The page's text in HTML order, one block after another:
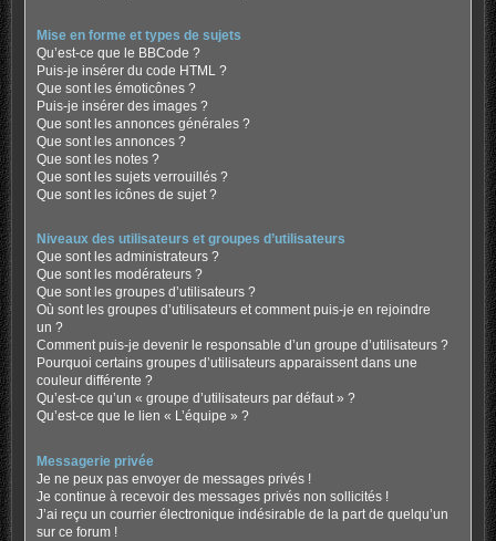
Mise en forme et types de sujets
Qu’est-ce que le BBCode ?
Puis-je insérer du code HTML ?
Que sont les émoticônes ?
Puis-je insérer des images ?
Que sont les annonces générales ?
Que sont les annonces ?
Que sont les notes ?
Que sont les sujets verrouillés ?
Que sont les icônes de sujet ?
Niveaux des utilisateurs et groupes d’utilisateurs
Que sont les administrateurs ?
Que sont les modérateurs ?
Que sont les groupes d’utilisateurs ?
Où sont les groupes d’utilisateurs et comment puis-je en rejoindre
un ?
Comment puis-je devenir le responsable d’un groupe d’utilisateurs ?
Pourquoi certains groupes d’utilisateurs apparaissent dans une
couleur différente ?
Qu’est-ce qu’un « groupe d’utilisateurs par défaut » ?
Qu’est-ce que le lien « L’équipe » ?
Messagerie privée
Je ne peux pas envoyer de messages privés !
Je continue à recevoir des messages privés non sollicités !
J’ai reçu un courrier électronique indésirable de la part de quelqu’un
sur ce forum !